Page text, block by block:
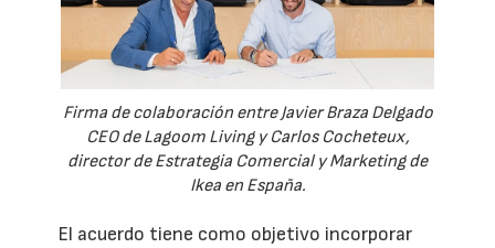
Firma de colaboración entre Javier Braza Delgado
CEO de Lagoom Living y Carlos Cocheteux,
director de Estrategia Comercial y Marketing de
Ikea en España.
El acuerdo tiene como objetivo incorporar